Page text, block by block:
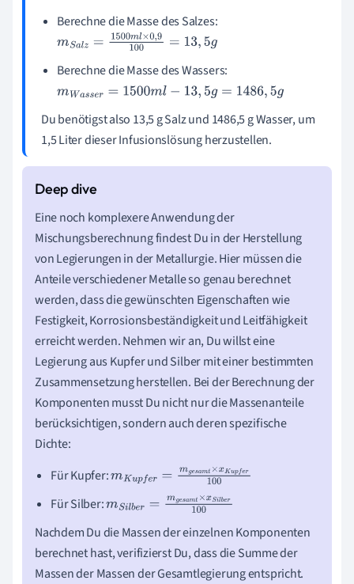
Berechne die Masse des Salzes:
mSalz=1500ml×0,9100=13,5g
Berechne die Masse des Wassers:
mWasser =1500ml−13 5g =1486,5g
Du benötigst also 13,5 g Salz und 1486,5 g Wasser, um
1,5 Liter dieser Infusionslösung herzustellen.
Eine noch komplexere Anwendung der
Mischungsberechnung findest Du in der Herstellung
von Legierungen in der Metallurgie. Hier müssen die
Anteile verschiedener Metalle so genau berechnet
werden, dass die gewünschten Eigenschaften wie
Festigkeit, Korrosionsbeständigkeit und Leitfähigkeit
erreicht werden. Nehmen wir an, Du willst eine
Legierung aus Kupfer und Silber mit einer bestimmten
Zusammensetzung herstellen. Bei der Berechnung der
Komponenten musst Du nicht nur die Massenanteile
berücksichtigen, sondern auch deren spezifische
Dichte:
Für Kupfer:mKupfer=m gesamt×xKupf
e 100
Für Silber:mSilber =m gesamt×xSilb
er100
Nachdem Du die Massen der einzelnen Komponenten
berechnet hast, verifizierst Du, dass die Summe der
Massen der Massen der Gesamtlegierung entspricht.